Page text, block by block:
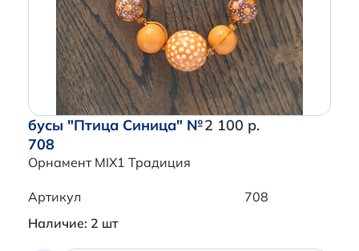
бусы "Птица Синица" №
708
Орнамент MIX1 Традиция
2 100 р.
Артикул
708
Наличие: 2 шт